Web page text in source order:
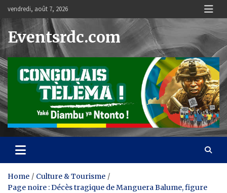
content
vendredi, août 7, 2026
Eventsrdc.com
Home
Culture & Tourisme
Page noire : Décès tragique de Manguera Balume, figure